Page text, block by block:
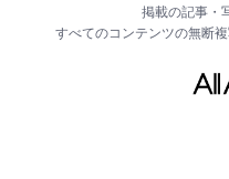
掲載の記事・
すべてのコンテンツの無断